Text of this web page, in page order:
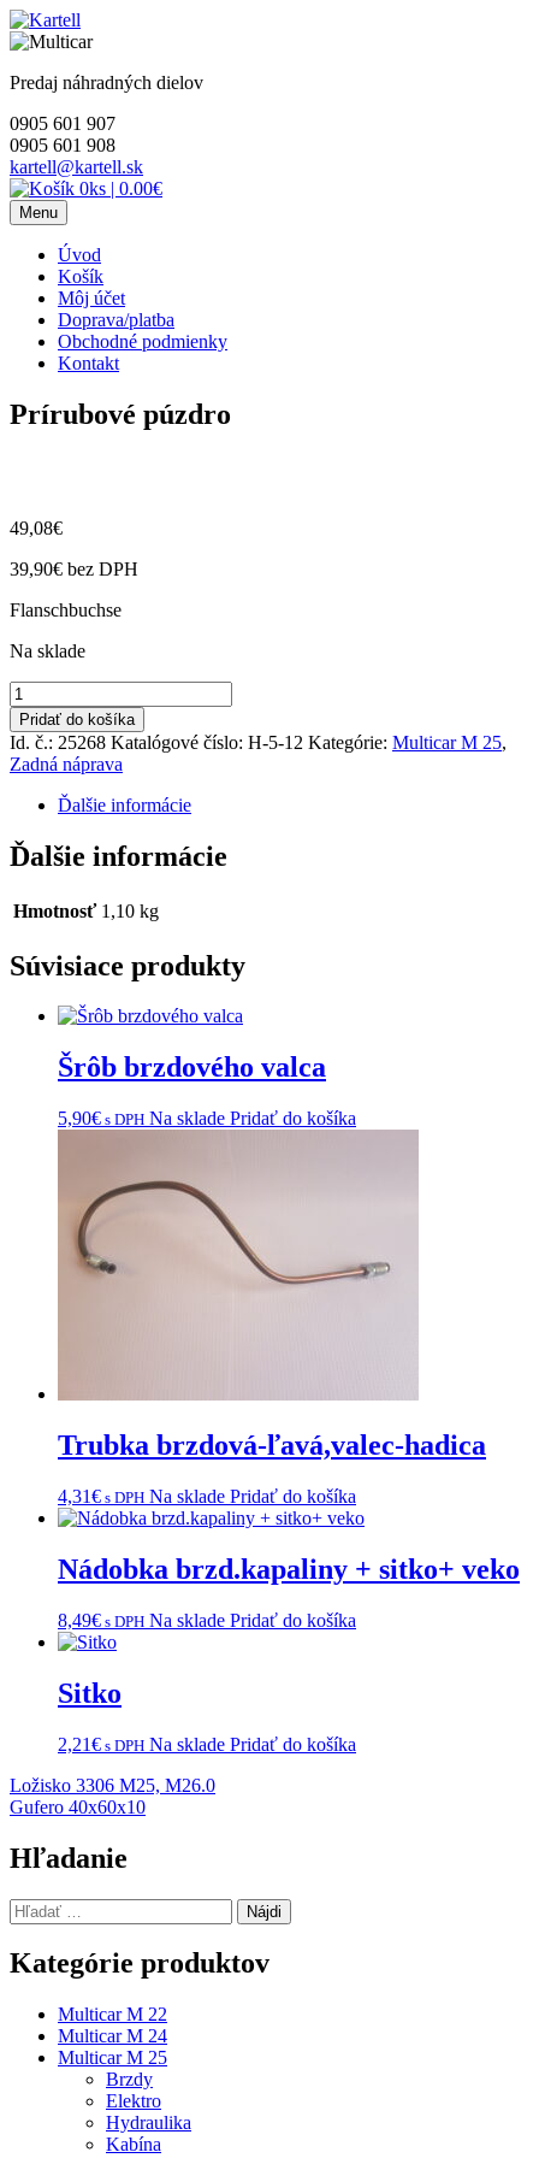
Skip
to
Predaj náhradných dielov
0905 601 907
0905 601 908
kartell@kartell.sk
0ks | 0.00€
Menu
Úvod
Košík
Môj účet
Doprava/platba
Obchodné podmienky
Kontakt
Prírubové púzdro
49,08€
39,90€ bez DPH
Flanschbuchse
Na sklade
množstvo
Prírubové
púzdro
Pridať do košíka
Id. č.: 25268 Katalógové číslo: H-5-12 Kategórie: Multicar M 25,
Zadná náprava
Ďalšie informácie
Ďalšie informácie
Hmotnosť 1,10 kg
Súvisiace produkty
Šrôb brzdového valca
5,90€ s DPH Na sklade Pridať do košíka
Trubka brzdová-ľavá,valec-hadica
4,31€ s DPH Na sklade Pridať do košíka
Nádobka brzd.kapaliny + sitko+ veko
8,49€ s DPH Na sklade Pridať do košíka
Sitko
2,21€ s DPH Na sklade Pridať do košíka
Navigácia
v
článku
Ložisko 3306 M25, M26.0
Gufero 40x60x10
Hľadanie
Hľadať:
Kategórie produktov
Multicar M 22
Multicar M 24
Multicar M 25
Brzdy
Elektro
Hydraulika
Kabína